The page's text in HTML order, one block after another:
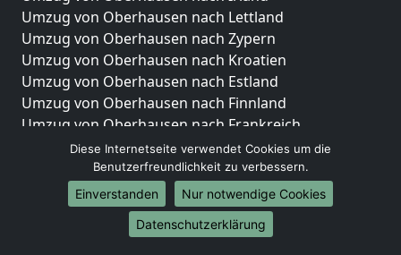
Umzug von Oberhausen nach Lettland
Umzug von Oberhausen nach Zypern
Umzug von Oberhausen nach Kroatien
Umzug von Oberhausen nach Estland
Umzug von Oberhausen nach Finnland
Umzug von Oberhausen nach Frankreich
Umzug von Oberhausen nach Griechenland
Umzug von Oberhausen nach Italien
Umzug von Oberhausen nach Liechtenstein
Umzug von Oberhausen nach Luxemburg
Umzug von Oberhausen nach Niederlande
Diese Internetseite verwendet Cookies um die
Benutzerfreundlichkeit zu verbessern.
Einverstanden
Nur notwendige Cookies
Datenschutzerklärung